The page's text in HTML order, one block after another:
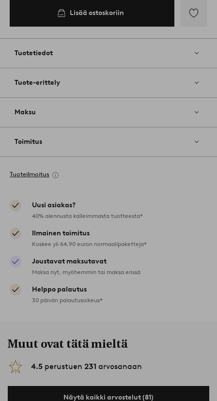
Lisää ostoskoriin
Tuotetiedot
Tuote-erittely
Maksu
Toimitus
Tuoteilmoitus
Uusi asiakas?
40% alennusta kalleimmasta tuotteesta*
Ilmainen toimitus
Koskee yli 64,90 euron normaalipaketteja*
Joustavat maksutavat
Maksa nyt, myöhemmin tai maksa erissä
Helppo palautus
30 päivän palautusoikeus*
Muut ovat tätä mieltä
4.5 perustuen 231 arvosanaan
Näytä kaikki arvostelut (81)